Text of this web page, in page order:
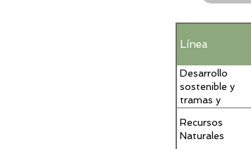
Línea
Desarrollo
sostenible y
tramas y
medio rural
Recursos
Naturales